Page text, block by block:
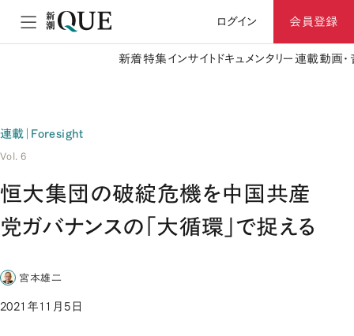
ログイン 会員登録
新着特集 インサイト ドキュメンタリー 連載動画
連載｜Foresight
Vol. 6
恒大集団の破綻危機を中国共産
党ガバナンスの「大循環」で捉える
宮本雄二
2021年11月5日